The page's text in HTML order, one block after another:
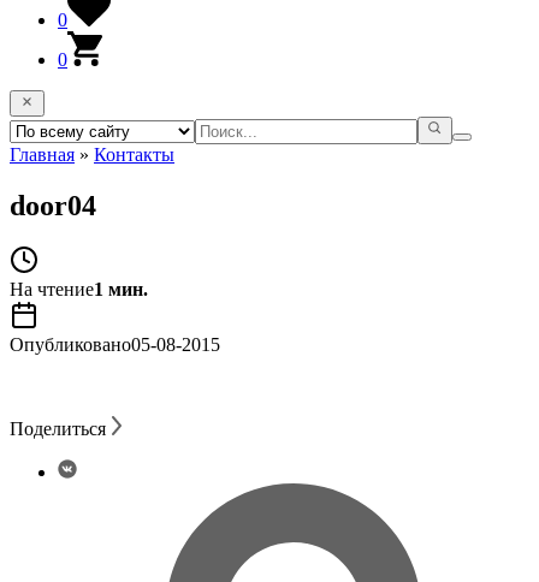
0
0
Главная » Контакты
door04
На чтение1 мин.
Опубликовано05-08-2015
Поделиться